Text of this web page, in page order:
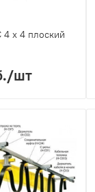
4 х 4 плоский
/шт